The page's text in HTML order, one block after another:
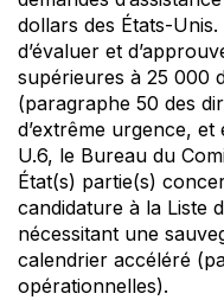
dollars des États-
d’évaluer et
supérieures à 25 000
(paragraphe 50 des
d’extrême urgence,
U.6, le Bureau du
État(s) partie(s)
candidature à la Liste
nécessitant une
calendrier accéléré
opérationnelles).